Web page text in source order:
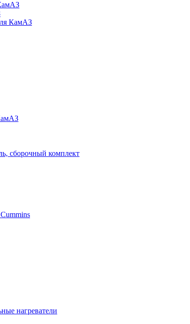
КамАЗ
сборочный комплект
нагреватели